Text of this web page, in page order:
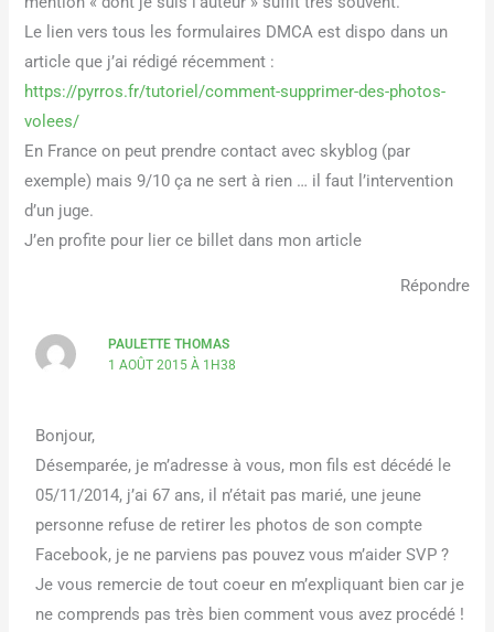
Le lien vers tous les formulaires DMCA est dispo dans un
article que j’ai rédigé récemment :
https://pyrros.fr/tutoriel/comment-supprimer-des-photos-
volees/
En France on peut prendre contact avec skyblog (par
exemple) mais 9/10 ça ne sert à rien … il faut l’intervention
d’un juge.
J’en profite pour lier ce billet dans mon article
Répondre
PAULETTE THOMAS
1 AOÛT 2015 À 1H38
Bonjour,
Désemparée, je m’adresse à vous, mon fils est décédé le
05/11/2014, j’ai 67 ans, il n’était pas marié, une jeune
personne refuse de retirer les photos de son compte
Facebook, je ne parviens pas pouvez vous m’aider SVP ?
Je vous remercie de tout coeur en m’expliquant bien car je
ne comprends pas très bien comment vous avez procédé !